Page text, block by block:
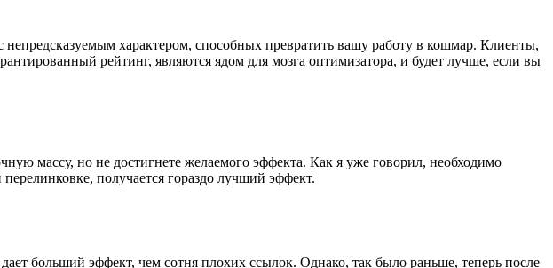
характером, способных превратить вашу работу в кошмар. Клиенты,
рейтинг, являются ядом для мозга оптимизатора, и будет лучше, если вы
массу, но не достигнете желаемого эффекта. Как я уже говорил, необходимо
получается гораздо лучший эффект.
больший эффект, чем сотня плохих ссылок. Однако, так было раньше, теперь после